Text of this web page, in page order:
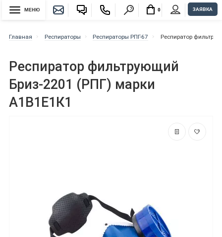
МЕНЮ 0 ЗАЯВКА
Главная Респираторы Респираторы РПГ-67 Респиратор
Респиратор фильтрующий
Бриз-2201 (РПГ) марки
А1В1Е1К1